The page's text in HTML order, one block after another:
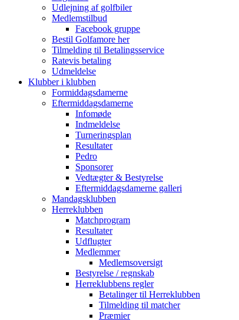
Udlejning af golfbiler
Medlemstilbud
Facebook gruppe
Bestil Golfamore her
Tilmelding til Betalingsservice
Ratevis betaling
Udmeldelse
Klubber i klubben
Formiddagsdamerne
Eftermiddagsdamerne
Infomøde
Indmeldelse
Turneringsplan
Resultater
Pedro
Sponsorer
Vedtægter & Bestyrelse
Eftermiddagsdamerne galleri
Mandagsklubben
Herreklubben
Matchprogram
Resultater
Udflugter
Medlemmer
Medlemsoversigt
Bestyrelse / regnskab
Herreklubbens regler
Betalinger til Herreklubben
Tilmelding til matcher
Præmier